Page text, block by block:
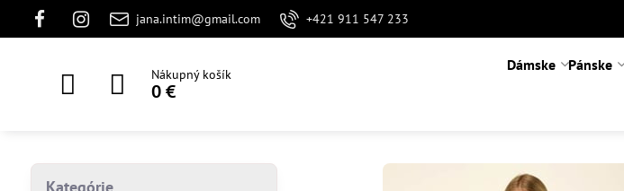
jana.intim@gmail.com +421 911 547 233
Nákupný košík
0 €
Dámske Pánske